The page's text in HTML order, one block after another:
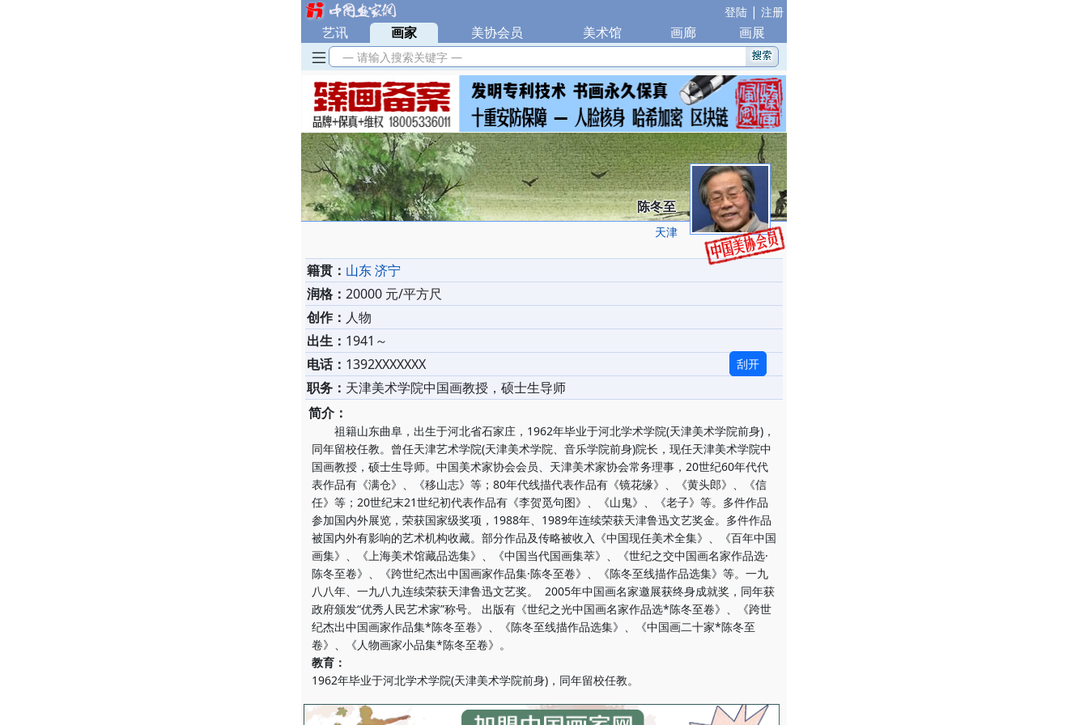
登陆 | 注册
艺讯 | 画家 美协会员 美术馆 画廊 画展
— 请输入搜索关键字 —
陈冬至
天津
籍贯： 山东 济宁
润格： 20000 元/平方尺
创作： 人物
出生： 1941～
电话： 1392XXXXXXX 刮开
职务： 天津美术学院中国画教授，硕士生导师
简介：
祖籍山东曲阜，出生于河北省石家庄，1962年毕业于河北学术学院(天津美术学院前身)，
同年留校任教。曾任天津艺术学院(天津美术学院、音乐学院前身)院长，现任天津美术学院中
国画教授，硕士生导师。中国美术家协会会员、天津美术家协会常务理事，20世纪60年代代
表作品有《满仓》、《移山志》等；80年代线描代表作品有《镜花缘》、《黄头郎》、《信
任》等；20世纪末21世纪初代表作品有《李贺觅句图》、《山鬼》、《老子》等。多件作品
参加国内外展览，荣获国家级奖项，1988年、1989年连续荣获天津鲁迅文艺奖金。多件作品
被国内外有影响的艺术机构收藏。部分作品及传略被收入《中国现任美术全集》、《百年中国
画集》、《上海美术馆藏品选集》、《中国当代国画集萃》、《世纪之交中国画名家作品选·
陈冬至卷》、《跨世纪杰出中国画家作品集·陈冬至卷》、《陈冬至线描作品选集》等。一九
八八年、一九八九连续荣获天津鲁迅文艺奖。 2005年中国画名家邀展获终身成就奖，同年获
政府颁发“优秀人民艺术家”称号。 出版有《世纪之光中国画名家作品选*陈冬至卷》、《跨世
纪杰出中国画家作品集*陈冬至卷》、《陈冬至线描作品选集》、《中国画二十家*陈冬至
卷》、《人物画家小品集*陈冬至卷》。
教育：
1962年毕业于河北学术学院(天津美术学院前身)，同年留校任教。